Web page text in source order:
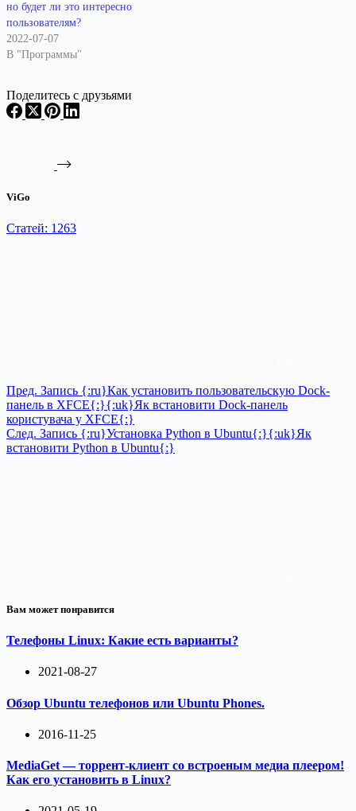
но будет ли это интересно
пользователям?
2022-07-07
В "Программы"
Поделитесь с друзьями
ViGo
Статей: 1263
Пред. Запись {:ru}Как установить пользовательскую Dock-
панель в XFCE{:}{:uk}Як встановити Dock-панель
користувача у XFCE{:}
След. Запись {:ru}Установка Python в Ubuntu{:}{:uk}Як
встановити Python в Ubuntu{:}
Вам может понравится
Телефоны Linux: Какие есть варианты?
2021-08-27
Обзор Ubuntu телефонов или Ubuntu Phones.
2016-11-25
MediaGet — торрент-клиент со встроеным медиа плеером!
Как его установить в Linux?